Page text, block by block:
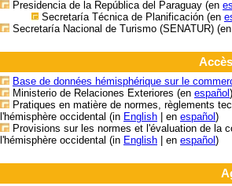
Presidencia de la República del Paraguay (en
Secretaría Técnica de Planificación (en
Secretaría Nacional de Turismo (SENATUR)
Base de données hémisphérique sur le
Ministerio de Relaciones Exteriores (en español )
Pratiques en matière de normes, règlements
l'hémisphère occidental (in English | en español )
Provisions sur les normes et l'évaluation de la
l'hémisphère occidental (in English | en español )